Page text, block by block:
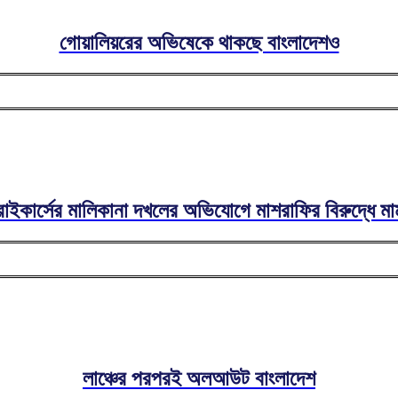
গোয়ালিয়রের অভিষেকে থাকছে বাংলাদেশও
মালিকানা দখলের অভিযোগে মাশরাফির বিরুদ্ধে
লাঞ্চের পরপরই অলআউট বাংলাদেশ